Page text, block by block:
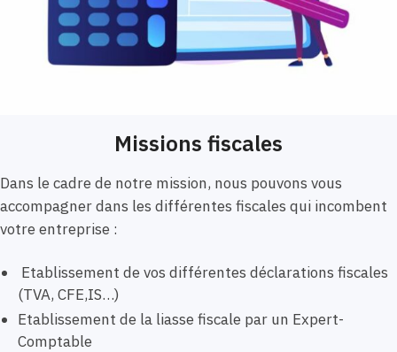
Missions fiscales
Dans le cadre de notre mission, nous pouvons vous
accompagner dans les différentes fiscales qui incombent
votre entreprise :
Etablissement de vos différentes déclarations fiscales
(TVA, CFE,IS…)
Etablissement de la liasse fiscale par un Expert-
Comptable